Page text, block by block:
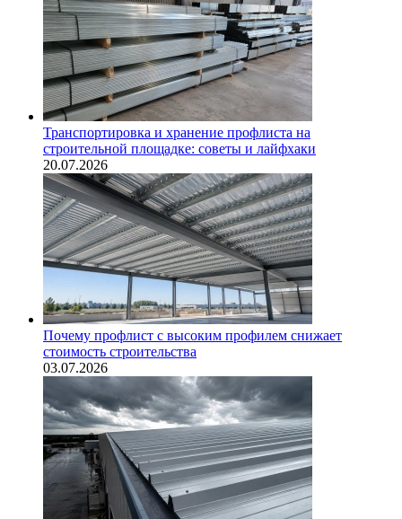
Транспортировка и хранение профлиста на
строительной площадке: советы и лайфхаки
20.07.2026
Почему профлист с высоким профилем снижает
стоимость строительства
03.07.2026